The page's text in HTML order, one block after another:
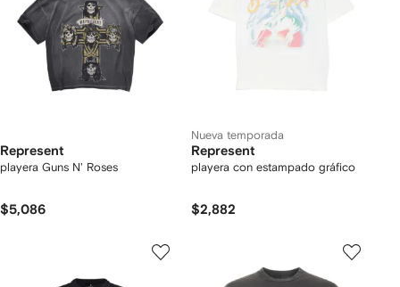
Represent
playera Guns N' Roses
$5,086
Nueva temporada
Represent
playera con estampado gráfico
$2,882